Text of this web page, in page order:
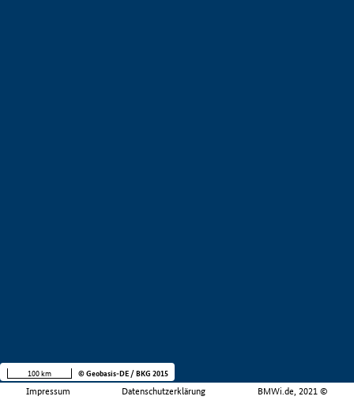
Impressum Datenschutzerklärung BMWi.de, 2021 ©
100 km © Geobasis-DE / BKG 2015